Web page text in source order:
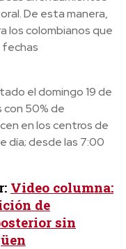
De esta manera,
los colombianos que
fechas
el domingo 19 de
con 50% de
en los centros de
día; desde las 7:00
Video columna:
de
sin